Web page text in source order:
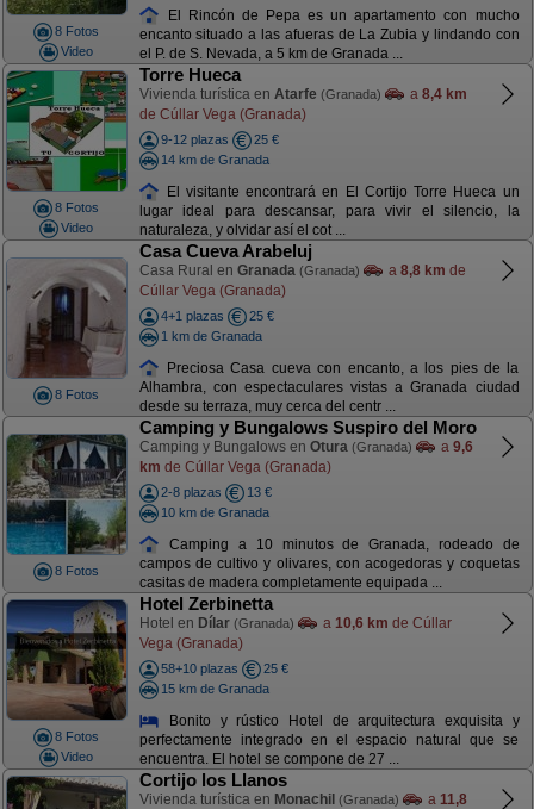
8 Fotos
Video
El Rincón de Pepa es un apartamento con mucho
encanto situado a las afueras de La Zubia y lindando con
el P. de S. Nevada, a 5 km de Granada ...
8 Fotos
Video
Torre Hueca
Vivienda turística en Atarfe (Granada) a 8,4 km
de Cúllar Vega (Granada)
9-12 plazas
25 €
14 km de Granada
El visitante encontrará en El Cortijo Torre Hueca un
lugar ideal para descansar, para vivir el silencio, la
naturaleza, y olvidar así el cot ...
8 Fotos
Casa Cueva Arabeluj
Casa Rural en Granada (Granada) a 8,8 km de
Cúllar Vega (Granada)
4+1 plazas
25 €
1 km de Granada
Preciosa Casa cueva con encanto, a los pies de la
Alhambra, con espectaculares vistas a Granada ciudad
desde su terraza, muy cerca del centr ...
8 Fotos
Camping y Bungalows Suspiro del Moro
Camping y Bungalows en Otura (Granada) a 9,6
km de Cúllar Vega (Granada)
2-8 plazas
13 €
10 km de Granada
Camping a 10 minutos de Granada, rodeado de
campos de cultivo y olivares, con acogedoras y coquetas
casitas de madera completamente equipada ...
8 Fotos
Video
Hotel Zerbinetta
Hotel en Dílar (Granada) a 10,6 km de Cúllar
Vega (Granada)
58+10 plazas
25 €
15 km de Granada
Bonito y rústico Hotel de arquitectura exquisita y
perfectamente integrado en el espacio natural que se
encuentra. El hotel se compone de 27 ...
Cortijo los Llanos
Vivienda turística en Monachil (Granada) a 11,8